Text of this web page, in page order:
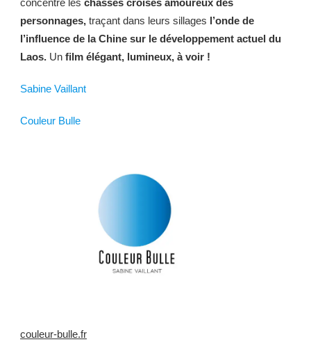
concentre les chassés croisés amoureux des
personnages, traçant dans leurs sillages l’onde de
l’influence de la Chine sur le développement actuel du
Laos. Un film élégant, lumineux, à voir !
Sabine Vaillant
Couleur Bulle
couleur-bulle.fr